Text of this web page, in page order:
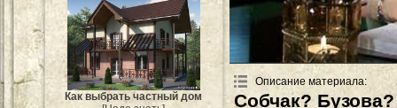
Как выбрать частный дом
Описание материала:
Собчак?